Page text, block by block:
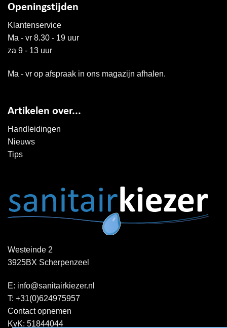
Openingstijden
Klantenservice
Ma - vr 8.30 - 19 uur
za 9 - 13 uur
Ma - vr op afspraak in ons magazijn afhalen.
Artikelen over...
Handleidingen
Nieuws
Tips
Westeinde 2
3925BX Scherpenzeel
E: info@sanitairkiezer.nl
T: +31(0)624975957
Contact opnemen
KvK: 51844044